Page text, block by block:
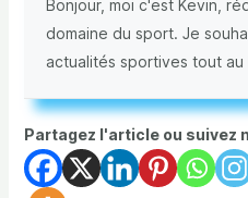
Bonjour, moi c'est Kevin,
domaine du sport. Je
actualités sportives tout
Partagez l'article ou suivez